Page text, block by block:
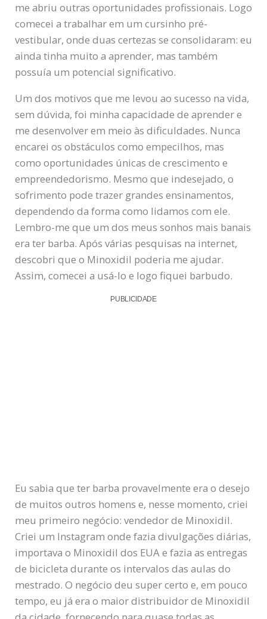
me abriu outras oportunidades profissionais. Logo
comecei a trabalhar em um cursinho pré-
vestibular, onde duas certezas se consolidaram: eu
ainda tinha muito a aprender, mas também
possuía um potencial significativo.
Um dos motivos que me levou ao sucesso na vida,
sem dúvida, foi minha capacidade de aprender e
me desenvolver em meio às dificuldades. Nunca
encarei os obstáculos como empecilhos, mas
como oportunidades únicas de crescimento e
empreendedorismo. Mesmo que indesejado, o
sofrimento pode trazer grandes ensinamentos,
dependendo da forma como lidamos com ele.
Lembro-me que um dos meus sonhos mais banais
era ter barba. Após várias pesquisas na internet,
descobri que o Minoxidil poderia me ajudar.
Assim, comecei a usá-lo e logo fiquei barbudo.
PUBLICIDADE
Eu sabia que ter barba provavelmente era o desejo
de muitos outros homens e, nesse momento, criei
meu primeiro negócio: vendedor de Minoxidil.
Criei um Instagram onde fazia divulgações diárias,
importava o Minoxidil dos EUA e fazia as entregas
de bicicleta durante os intervalos das aulas do
mestrado. O negócio deu super certo e, em pouco
tempo, eu já era o maior distribuidor de Minoxidil